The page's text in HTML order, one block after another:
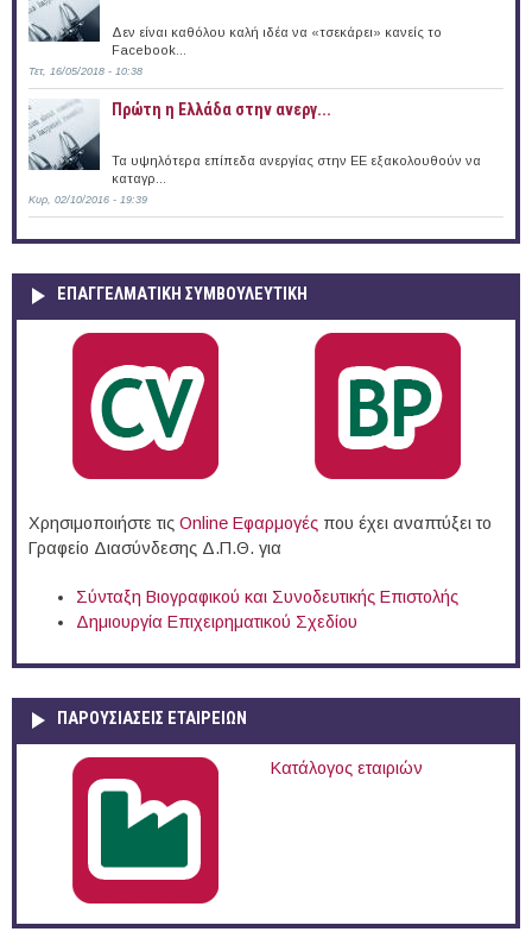
Δεν είναι καθόλου καλή ιδέα να «τσεκάρει» κανείς το
Facebook...
Τετ, 16/05/2018 - 10:38
Πρώτη η Ελλάδα στην ανεργ...
Τα υψηλότερα επίπεδα ανεργίας στην ΕΕ εξακολουθούν να
καταγρ...
Κυρ, 02/10/2016 - 19:39
ΕΠΑΓΓΕΛΜΑΤΙΚΉ ΣΥΜΒΟΥΛΕΥΤΙΚΉ
Χρησιμοποιήστε τις Online Eφαρμογές που έχει αναπτύξει το
Γραφείο Διασύνδεσης Δ.Π.Θ. για
Σύνταξη Βιογραφικού και Συνοδευτικής Επιστολής
Δημιουργία Επιχειρηματικού Σχεδίου
ΠΑΡΟΥΣΙΆΣΕΙΣ ΕΤΑΙΡΕΙΏΝ
Κατάλογος εταιριών